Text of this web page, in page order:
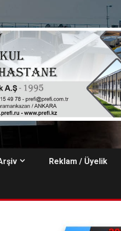
Reklam / Üyelik